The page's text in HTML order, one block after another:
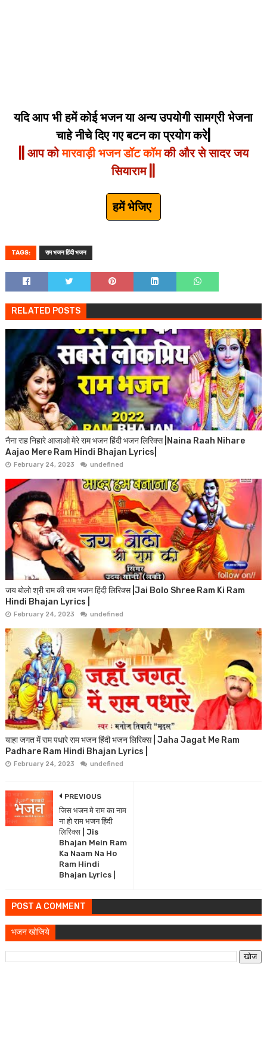
यदि आप भी हमें कोई भजन या अन्य उपयोगी सामग्री भेजना
चाहे नीचे दिए गए बटन का प्रयोग करे|
|| आप कोमारवाड़ी भजन डॉट कॉमकी और से सादर जय
सियाराम ||
हमें भेजिए
TAGS: राम भजन हिंदी भजन
RELATED POSTS
नैना राह निहारे आजाओ मेरे राम भजन हिंदी भजन लिरिक्स |Naina Raah Nihare
Aajao Mere Ram Hindi Bhajan Lyrics|
February 24, 2023 undefined
जय बोलो श्री राम की राम भजन हिंदी लिरिक्स |Jai Bolo Shree Ram Ki Ram
Hindi Bhajan Lyrics |
February 24, 2023 undefined
याहा जगत में राम पधारे राम भजन हिंदी भजन लिरिक्स | Jaha Jagat Me Ram
Padhare Ram Hindi Bhajan Lyrics |
February 24, 2023 undefined
PREVIOUS
जिस भजन मे राम का नाम
ना हो राम भजन हिंदी
लिरिक्स | Jis
Bhajan Mein Ram
Ka Naam Na Ho
Ram Hindi
Bhajan Lyrics |
POST A COMMENT
भजन खोजिये